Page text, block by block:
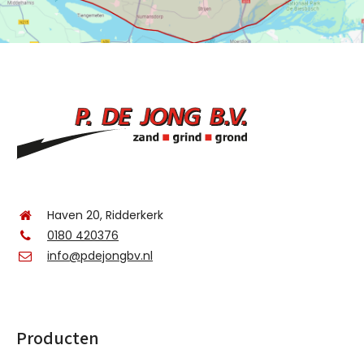
Haven 20, Ridderkerk
0180 420376
info@pdejongbv.nl
Producten